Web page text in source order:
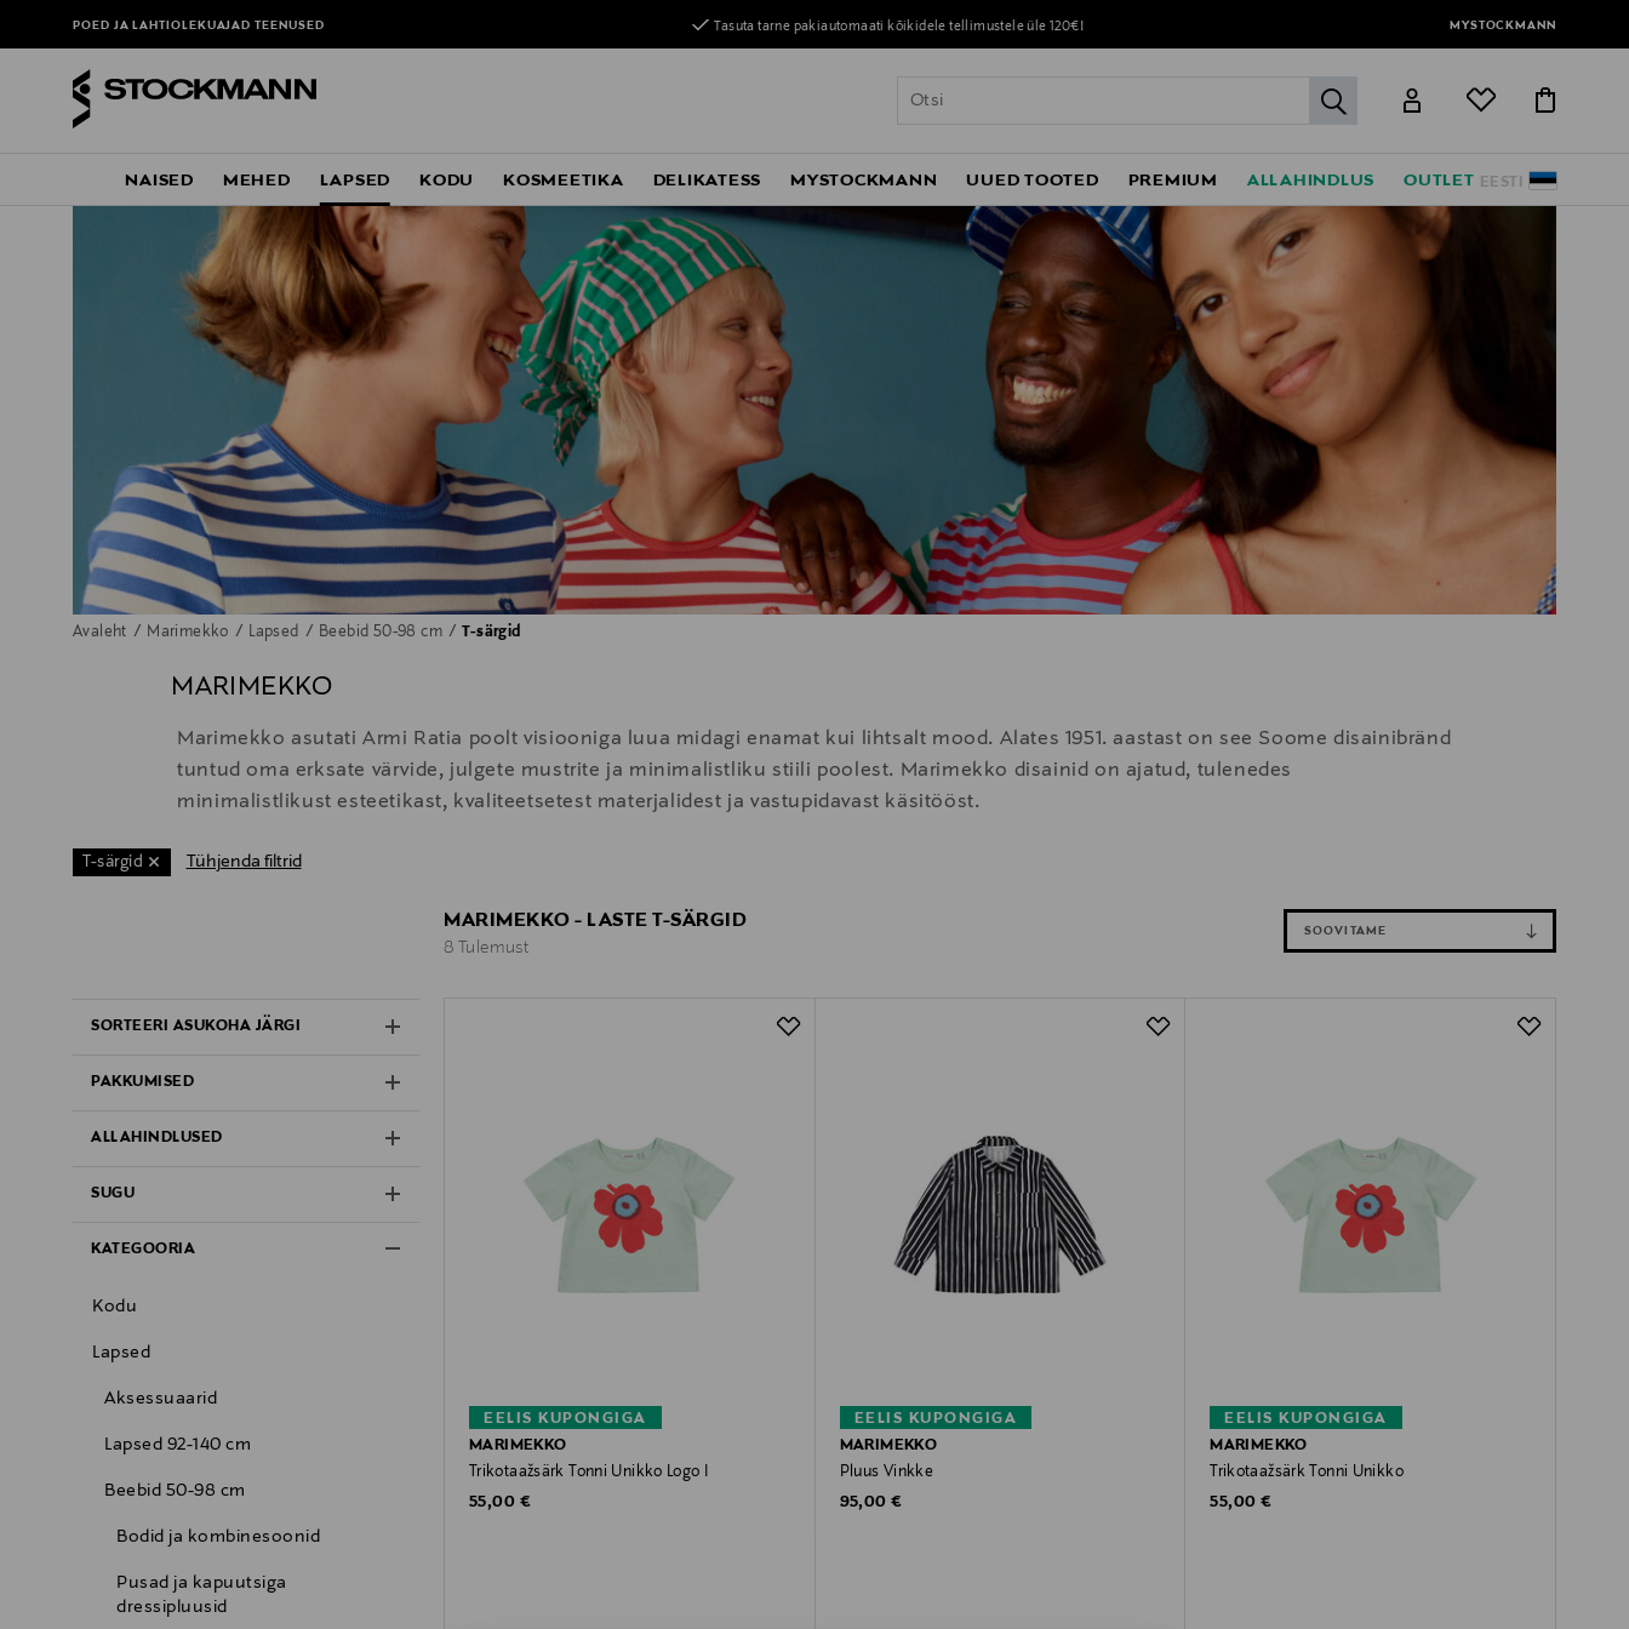
POED JA LAHTIOLEKUAJADTEENUSED Tasuta tarne pakiautomaati kõikidele tellimustele üle 120€! MYSTOCKMANN
label.header.go
EESTI
NAISED MEHED LAPSED KODU KOSMEETIKA DELIKATESS MYSTOCKMANN UUED TOOTED PREMIUM ALLAHINDLUS OUTLET
Avaleht Marimekko Lapsed Beebid 50-98 cm T-särgid
MARIMEKKO
Marimekko asutati Armi Ratia poolt visiooniga luua midagi enamat kui lihtsalt mood. Alates 1951. aastast on see Soome disainibränd
tuntud oma erksate värvide, julgete mustrite ja minimalistliku stiili poolest. Marimekko disainid on ajatud, tulenedes
minimalistlikust esteetikast, kvaliteetsetest materjalidest ja vastupidavast käsitööst.
T-särgid Tühjenda filtrid
SORTEERI ASUKOHA JÄRGI
PAKKUMISED
ALLAHINDLUSED
SUGU
KATEGOORIA
Kodu
Lapsed
Aksessuaarid
Lapsed 92-140 cm
Beebid 50-98 cm
Bodid ja kombinesoonid
Pusad ja kapuutsiga
dressipluusid
MARIMEKKO - LASTE T-SÄRGID
8 Tulemust
SOOVITAME
EELIS KUPONGIGA
MARIMEKKO
Trikotaažsärk Tonni Unikko Logo I
Original Price
55,00 €
EELIS KUPONGIGA
MARIMEKKO
Pluus Vinkke
Original Price
95,00 €
EELIS KUPONGIGA
MARIMEKKO
Trikotaažsärk Tonni Unikko
Original Price
55,00 €